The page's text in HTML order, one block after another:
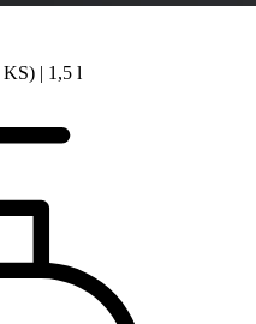
| 1,5 l